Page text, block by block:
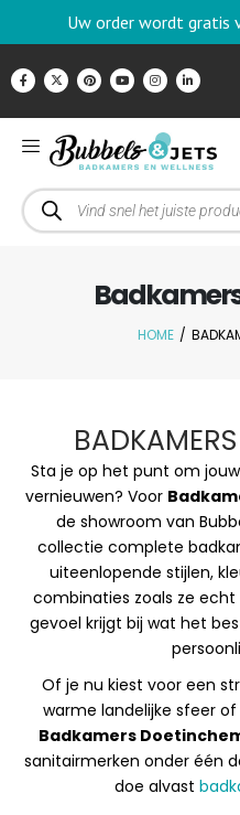
Uw order wordt gratis
HOME /
Sta je op het punt om
vernieuwen? Voor
de showroom van
collectie complete
uiteenlopende stijlen,
combinaties zoals ze
gevoel krijgt bij wat het
Of je nu kiest voor een
warme landelijke sfeer
Badkamers
sanitairmerken onder één
doe alvast